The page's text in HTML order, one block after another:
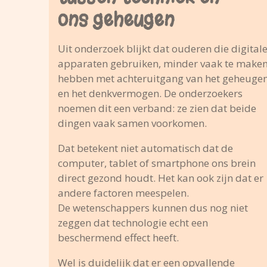
ons geheugen
Uit onderzoek blijkt dat ouderen die digitale
apparaten gebruiken, minder vaak te maken
hebben met achteruitgang van het
en het denkvermogen. De onderzoekers
noemen dit een verband: ze zien dat beide
dingen vaak samen voorkomen.
Dat betekent niet automatisch dat de
computer, tablet of smartphone ons brein
direct gezond houdt. Het kan ook zijn dat er
andere factoren meespelen.
De wetenschappers kunnen dus nog niet
zeggen dat technologie echt een
beschermend effect heeft.
Wel is duidelijk dat er een opvallende